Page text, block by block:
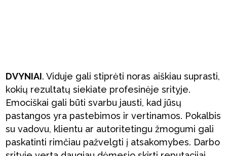
DVYNIAI. Viduje gali stiprėti noras aiškiau suprasti,
kokių rezultatų siekiate profesinėje srityje.
Emociškai gali būti svarbu jausti, kad jūsų
pastangos yra pastebimos ir vertinamos. Pokalbis
su vadovu, klientu ar autoritetingu žmogumi gali
paskatinti rimčiau pažvelgti į atsakomybes. Darbo